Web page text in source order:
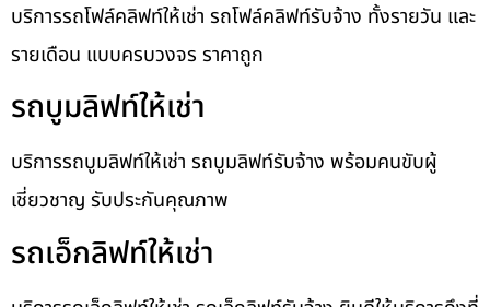
บริการรถโฟล์คลิฟท์ให้เช่า รถโฟล์คลิฟท์รับจ้าง ทั้งรายวัน และ
รายเดือน แบบครบวงจร ราคาถูก
รถบูมลิฟท์ให้เช่า
บริการรถบูมลิฟท์ให้เช่า รถบูมลิฟท์รับจ้าง พร้อมคนขับผู้
เชี่ยวชาญ รับประกันคุณภาพ
รถเอ็กลิฟท์ให้เช่า